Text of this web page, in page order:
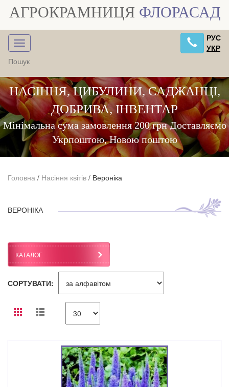
АГРОКРАМНИЦЯ ФЛОРАСАД
РУС
УКР
НАСІННЯ, ЦИБУЛИНИ, САДЖАНЦІ,
ДОБРИВА, ІНВЕНТАР
Мінімальна сума замовлення 200 грн Доставляємо
Укрпоштою, Новою поштою
Головна / Насіння квітів / Вероніка
ВЕРОНІКА
КАТАЛОГ
СОРТУВАТИ: